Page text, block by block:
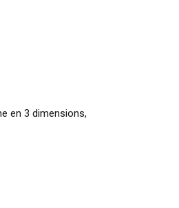
en 3 dimensions,